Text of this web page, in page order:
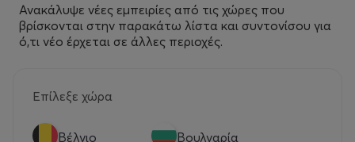
Ανακάλυψε νέες εμπειρίες από τις χώρες που
βρίσκονται στην παρακάτω λίστα και συντονίσου για
ό,τι νέο έρχεται σε άλλες περιοχές.
Επίλεξε χώρα
Βέλγιο Βουλγαρία